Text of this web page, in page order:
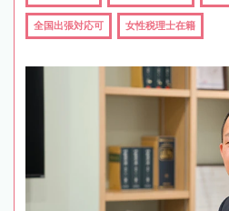
全国出張対応可 女性税理士在籍